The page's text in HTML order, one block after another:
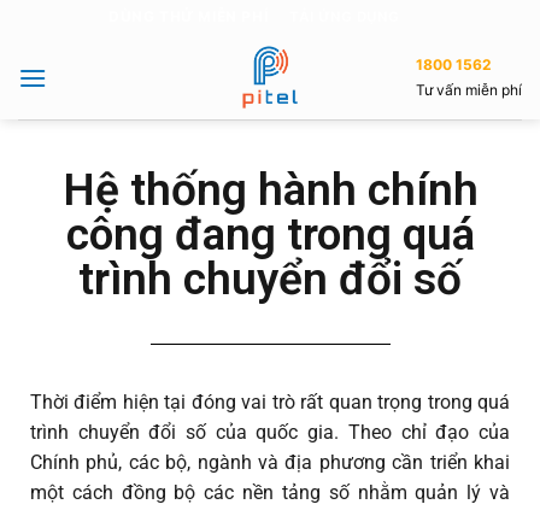
1800 1562
Tư vấn miễn phí
Hệ thống hành chính
công đang trong quá
trình chuyển đổi số
Thời điểm hiện tại đóng vai trò rất quan trọng trong quá
trình chuyển đổi số của quốc gia. Theo chỉ đạo của
Chính phủ, các bộ, ngành và địa phương cần triển khai
một cách đồng bộ các nền tảng số nhằm quản lý và